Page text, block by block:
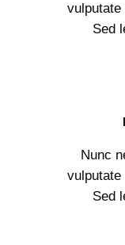
vulputate
Sed
Nunc
vulputate
Sed